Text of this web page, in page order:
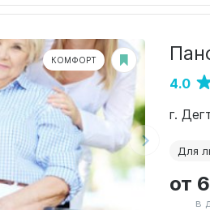
КОМФОРТ
4.0
г.
Для
от
в